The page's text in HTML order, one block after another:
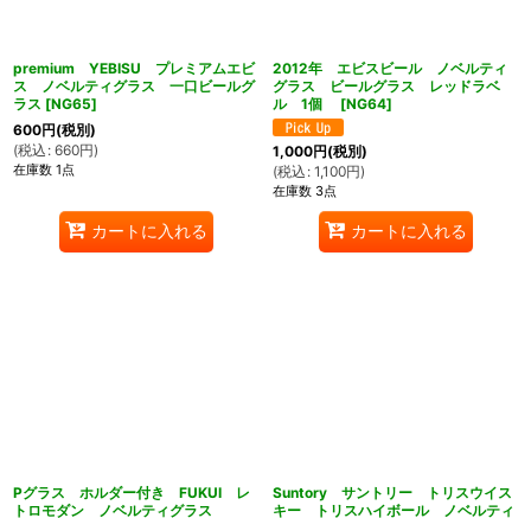
premium YEBISU プレミアムエビ
ス ノベルティグラス 一口ビールグ
ラス [NG65]
600円(税別)
(税込 : 660円)
在庫数 1点
カートに入れる
2012年 エビスビール ノベルティ
グラス ビールグラス レッドラベ
ル 1個
[NG64]
1,000円(税別)
(税込 : 1,100円)
在庫数 3点
カートに入れる
Pグラス ホルダー付き FUKUI レ
トロモダン ノベルティグラス
Suntory サントリー トリスウイス
キー トリスハイボール ノベルティ